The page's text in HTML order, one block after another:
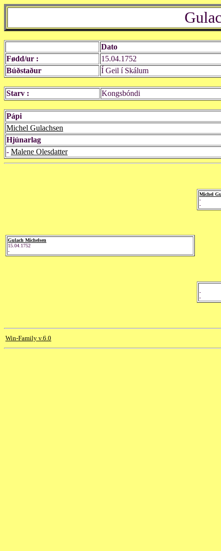
Dato
Fødd/ur :
15.04.1752
Búðstaður
Í Geil í Skálum
Starv : Kongsbóndi
Pápi
Michel Gulachsen
Hjúnarlag
- Malene Olesdatter
Gulach Michelsen
15.04.1752
-
Michel
-
-
-
-
Win-Family v.6.0